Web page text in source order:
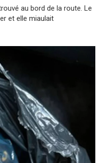
au bord de la route. Le
et elle miaulait